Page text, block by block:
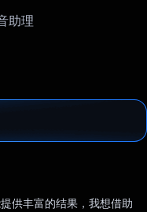
助理
供丰富的结果，我想借助